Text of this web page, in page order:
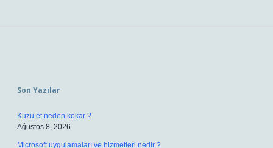
Son Yazılar
Kuzu et neden kokar ?
Ağustos 8, 2026
Microsoft uygulamaları ve hizmetleri nedir ?